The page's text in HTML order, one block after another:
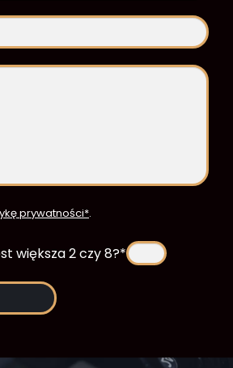
prywatności*.
większa 2 czy 8?*